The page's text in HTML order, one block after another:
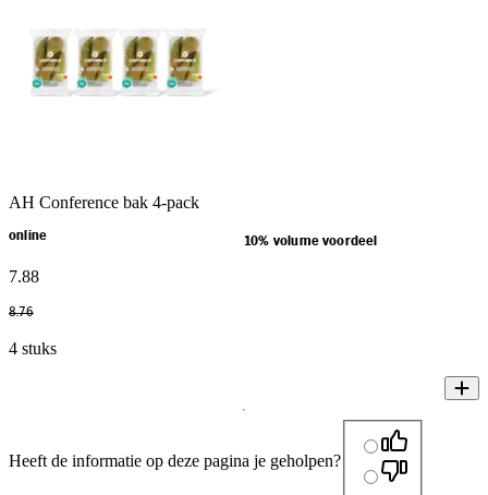
AH Conference bak 4-pack
online 10% volume voordeel
7.88
8.76
4 stuks
Heeft de informatie op deze pagina je geholpen?